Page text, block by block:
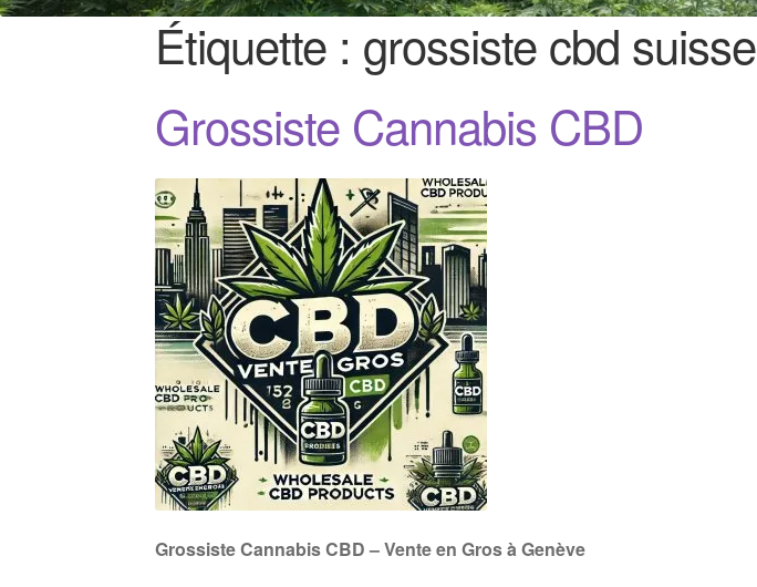
Étiquette : grossiste cbd suisse
Grossiste Cannabis CBD
Grossiste Cannabis CBD – Vente en Gros à Genève